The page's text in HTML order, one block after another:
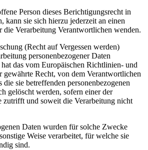
Person dieses Berichtigungsrecht in
kann sie sich hierzu jederzeit an einen
die Verarbeitung Verantwortlichen wenden.
(Recht auf Vergessen werden)
personenbezogener Daten
das vom Europäischen Richtlinien- und
gewährte Recht, von dem Verantwortlichen
die sie betreffenden personenbezogenen
gelöscht werden, sofern einer der
zutrifft und soweit die Verarbeitung nicht
Daten wurden für solche Zwecke
Weise verarbeitet, für welche sie
sind.